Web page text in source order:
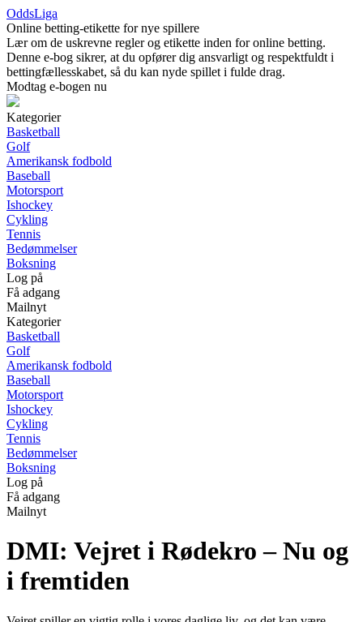
OddsLiga
Online betting-etikette for nye spillere
Lær om de uskrevne regler og etikette inden for online betting.
Denne e-bog sikrer, at du opfører dig ansvarligt og respektfuldt i
bettingfællesskabet, så du kan nyde spillet i fulde drag.
Modtag e-bogen nu
Kategorier
Basketball
Golf
Amerikansk fodbold
Baseball
Motorsport
Ishockey
Cykling
Tennis
Bedømmelser
Boksning
Log på
Få adgang
Mailnyt
Kategorier
Basketball
Golf
Amerikansk fodbold
Baseball
Motorsport
Ishockey
Cykling
Tennis
Bedømmelser
Boksning
Log på
Få adgang
Mailnyt
DMI: Vejret i Rødekro – Nu og
i fremtiden